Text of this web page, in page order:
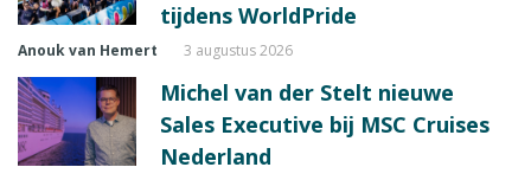
tijdens WorldPride
Anouk van Hemert 3 augustus 2026
Michel van der Stelt nieuwe
Sales Executive bij MSC Cruises
Nederland